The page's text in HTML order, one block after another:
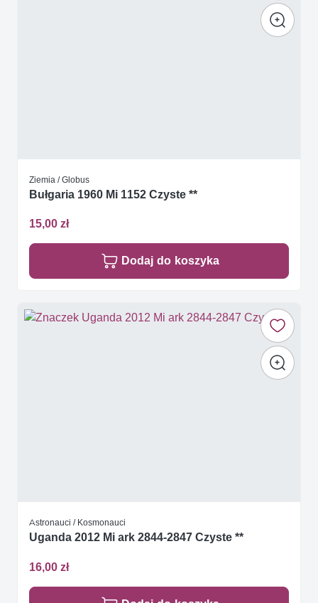
Ziemia / Globus
Bułgaria 1960 Mi 1152 Czyste **
15,00 zł
Dodaj do koszyka
Astronauci / Kosmonauci
Uganda 2012 Mi ark 2844-2847 Czyste **
16,00 zł